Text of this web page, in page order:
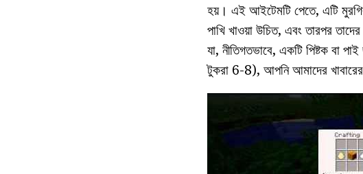
হয়। এই আইটেমটি পেতে, এটি
পাখি খাওয়া উচিত, এবং তারপর
যা, নীতিগতভাবে, একটি পিষ্টক বা
টুকরা 6-8), আপনি আমাদের